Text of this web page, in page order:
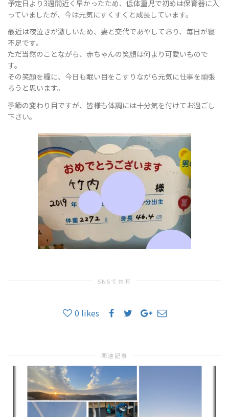
切
予定日より3週間近く早かったため、低体重児で初めは保育器に入
っていましたが、今は元気にすくすくと成長しています。
最近は夜泣きが激しいため、妻と交代であやしており、毎日が寝
不足です。
ただ当然のことながら、赤ちゃんの笑顔は何より可愛いもので
す。
その笑顔を糧に、今日も眠い目をこすりながら元気に仕事を頑張
ろうと思います。
季節の変わり目ですが、皆様も体調には十分気を付けてお過ごし
下さい。
SNSで共有
0 likes
関連記事